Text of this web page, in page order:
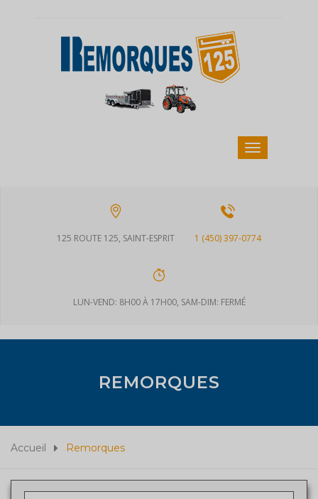
125 ROUTE 125, SAINT-ESPRIT 1 (450) 397-0774
LUN-VEND: 8H00 À 17H00, SAM-DIM: FERMÉ
REMORQUES
Accueil Remorques